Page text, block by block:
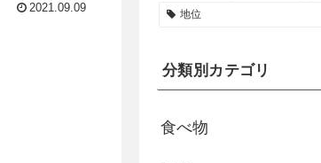
2021.09.09
地位
分類別カテゴリ
食べ物